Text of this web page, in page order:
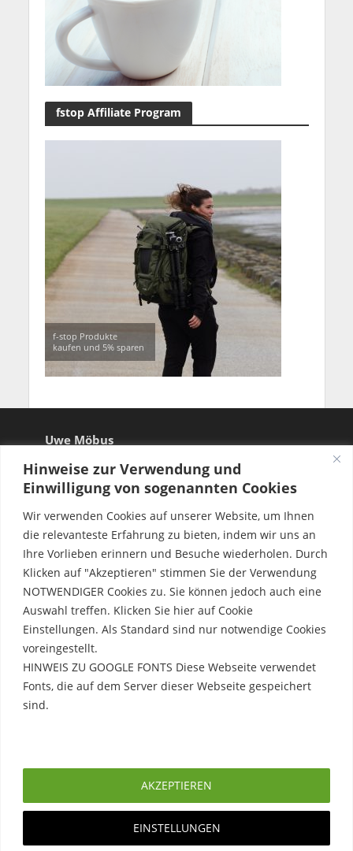
Hinweise zur Verwendung und
Einwilligung von sogenannten Cookies
Wir verwenden Cookies auf unserer Website, um Ihnen
die relevanteste Erfahrung zu bieten, indem wir uns an
Ihre Vorlieben erinnern und Besuche wiederholen. Durch
Klicken auf "Akzeptieren" stimmen Sie der Verwendung
NOTWENDIGER Cookies zu. Sie können jedoch auch eine
Auswahl treffen. Klicken Sie hier auf Cookie
Einstellungen. Als Standard sind nur notwendige Cookies
voreingestellt.
HINWEIS ZU GOOGLE FONTS Diese Webseite verwendet
Fonts, die auf dem Server dieser Webseite gespeichert
sind.
EINSTELLUNGEN
AKZEPTIEREN
fstop Affiliate Program
f-stop Produkte
kaufen und 5% sparen
Uwe Möbus
Impressum
Datenschutzerklärung